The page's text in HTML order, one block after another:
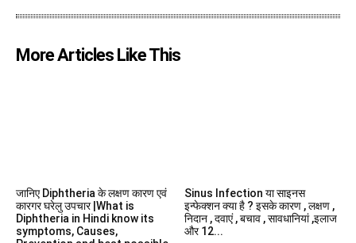
More Articles Like This
जानिए Diphtheria के लक्षण कारण एवं
कारगर घरेलु उपचार |What is
Diphtheria in Hindi know its
symptoms, Causes,
Sinus Infection या साइनस
इन्फेक्शन क्या है ? इसके कारण , लक्षण ,
निदान , दवाएं , बचाव , सावधानियां ,इलाज
और 12...